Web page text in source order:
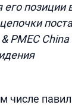
позиции
PMEC China
числе